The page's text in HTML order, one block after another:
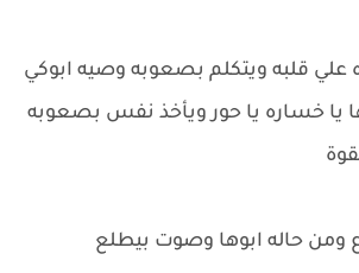
قلبه ويتكلم بصعوبه وصيه ابوكي
يا خساره يا حور ويأخذ نفس بصعوبه
ومن حاله ابوها وصوت بيطلع